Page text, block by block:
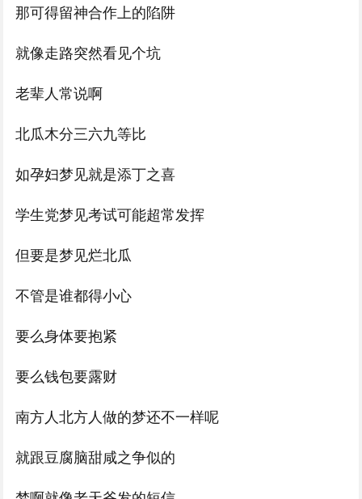
那可得留神合作上的陷阱
就像走路突然看见个坑
老辈人常说啊
北瓜木分三六九等比
如孕妇梦见就是添丁之喜
学生党梦见考试可能超常发挥
但要是梦见烂北瓜
不管是谁都得小心
要么身体要抱紧
要么钱包要露财
南方人北方人做的梦还不一样呢
就跟豆腐脑甜咸之争似的